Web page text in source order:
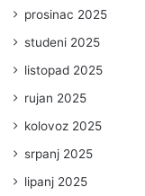
prosinac 2025
studeni 2025
listopad 2025
rujan 2025
kolovoz 2025
srpanj 2025
lipanj 2025